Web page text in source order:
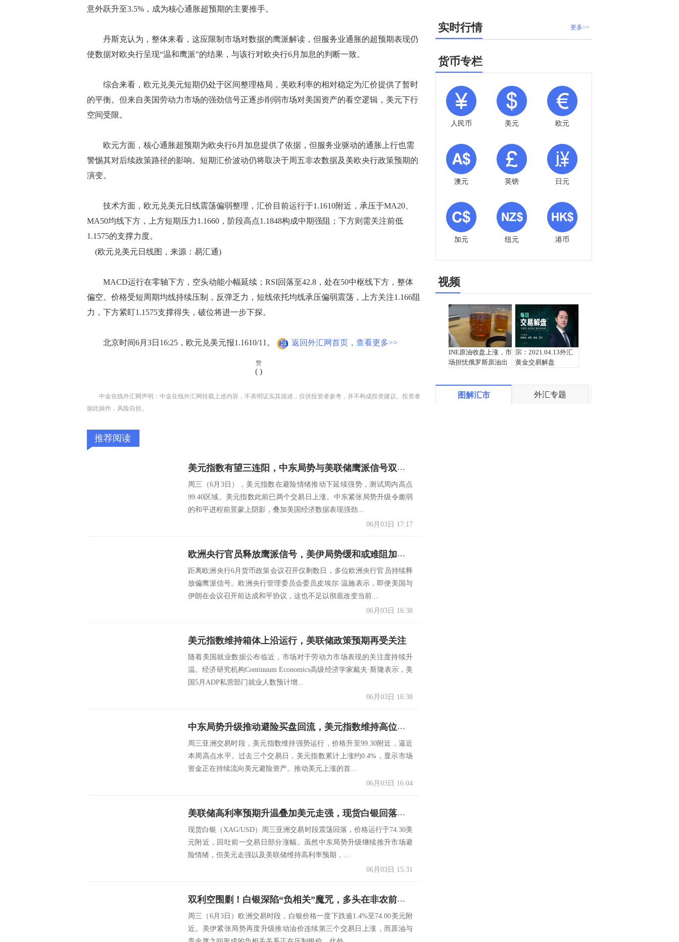
意外跃升至3.5%，成为核心通胀超预期的主要推手。
丹斯克认为，整体来看，这应限制市场对数据的鹰派解读，但服务业通胀的超预期表现仍
使数据对欧央行呈现“温和鹰派”的结果，与该行对欧央行6月加息的判断一致。
综合来看，欧元兑美元短期仍处于区间整理格局，美欧利率的相对稳定为汇价提供了暂时
的平衡。但来自美国劳动力市场的强劲信号正逐步削弱市场对美国资产的看空逻辑，美元下行
空间受限。
欧元方面，核心通胀超预期为欧央行6月加息提供了依据，但服务业驱动的通胀上行也需
警惕其对后续政策路径的影响。短期汇价波动仍将取决于周五非农数据及美欧央行政策预期的
演变。
技术方面，欧元兑美元日线震荡偏弱整理，汇价目前运行于1.1610附近，承压于MA20、
MA50均线下方，上方短期压力1.1660，阶段高点1.1848构成中期强阻；下方则需关注前低
1.1575的支撑力度。
(欧元兑美元日线图，来源：易汇通)
MACD运行在零轴下方，空头动能小幅延续；RSI回落至42.8，处在50中枢线下方，整体
偏空。价格受短周期均线持续压制，反弹乏力，短线依托均线承压偏弱震荡，上方关注1.166阻
力，下方紧盯1.1575支撑得失，破位将进一步下探。
北京时间6月3日16:25，欧元兑美元报1.1610/11。 返回外汇网首页，查看更多>>
赞
( )
中金在线外汇网声明：中金在线外汇网转载上述内容，不表明证实其描述，仅供投资者参考，并不构成投资建议。投资者
据此操作，风险自担。
推荐阅读
美元指数有望三连阳，中东局势与美联储鹰派信号双重加持
周三（6月3日），美元指数在避险情绪推动下延续强势，测试周内高点
99.40区域。美元指数此前已两个交易日上涨。中东紧张局势升级令脆弱
的和平进程前景蒙上阴影，叠加美国经济数据表现强劲...
06月03日 17:17
欧洲央行官员释放鹰派信号，美伊局势缓和或难阻加息预期升温
距离欧洲央行6月货币政策会议召开仅剩数日，多位欧洲央行官员持续释
放偏鹰派信号。欧洲央行管理委员会委员皮埃尔·温施表示，即便美国与
伊朗在会议召开前达成和平协议，这也不足以彻底改变当前...
06月03日 16:38
美元指数维持箱体上沿运行，美联储政策预期再受关注
随着美国就业数据公布临近，市场对于劳动力市场表现的关注度持续升
温。经济研究机构Continuum Economics高级经济学家戴夫·斯隆表示，美
国5月ADP私营部门就业人数预计增...
06月03日 16:38
中东局势升级推动避险买盘回流，美元指数维持高位运行
周三亚洲交易时段，美元指数维持强势运行，价格升至99.30附近，逼近
本周高点水平。过去三个交易日，美元指数累计上涨约0.4%，显示市场
资金正在持续流向美元避险资产。推动美元上涨的首...
06月03日 16:04
美联储高利率预期升温叠加美元走强，现货白银回落至箱体下沿附近
现货白银（XAG/USD）周三亚洲交易时段震荡回落，价格运行于74.30美
元附近，回吐前一交易日部分涨幅。虽然中东局势升级继续推升市场避
险情绪，但美元走强以及美联储维持高利率预期，...
06月03日 15:31
双利空围剿！白银深陷“负相关”魔咒，多头在非农前缴械投降？
周三（6月3日）欧洲交易时段，白银价格一度下跌逾1.4%至74.00美元附
近。美伊紧张局势再度升级推动油价连续第三个交易日上涨，而原油与
更多>>
实时行情
货币专栏
人民币 美元 欧元
澳元 英镑 日元
加元 纽元 港币
视频
INE原油收盘上涨，市
场担忧俄罗斯原油出
宗：2021.04.13外汇
黄金交易解盘
图解汇市 外汇专题